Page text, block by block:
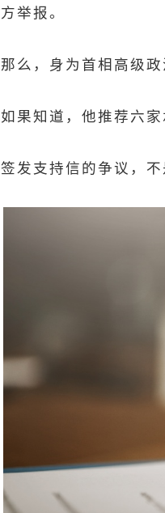
方举报。
那么，身为首相高级
如果知道，他推荐六
签发支持信的争议，